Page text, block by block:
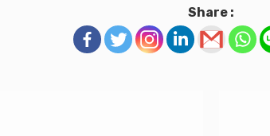
Share :